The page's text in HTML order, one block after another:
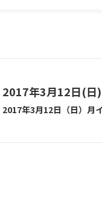
2017年3月12日(日)
2017年3月12日（日）月